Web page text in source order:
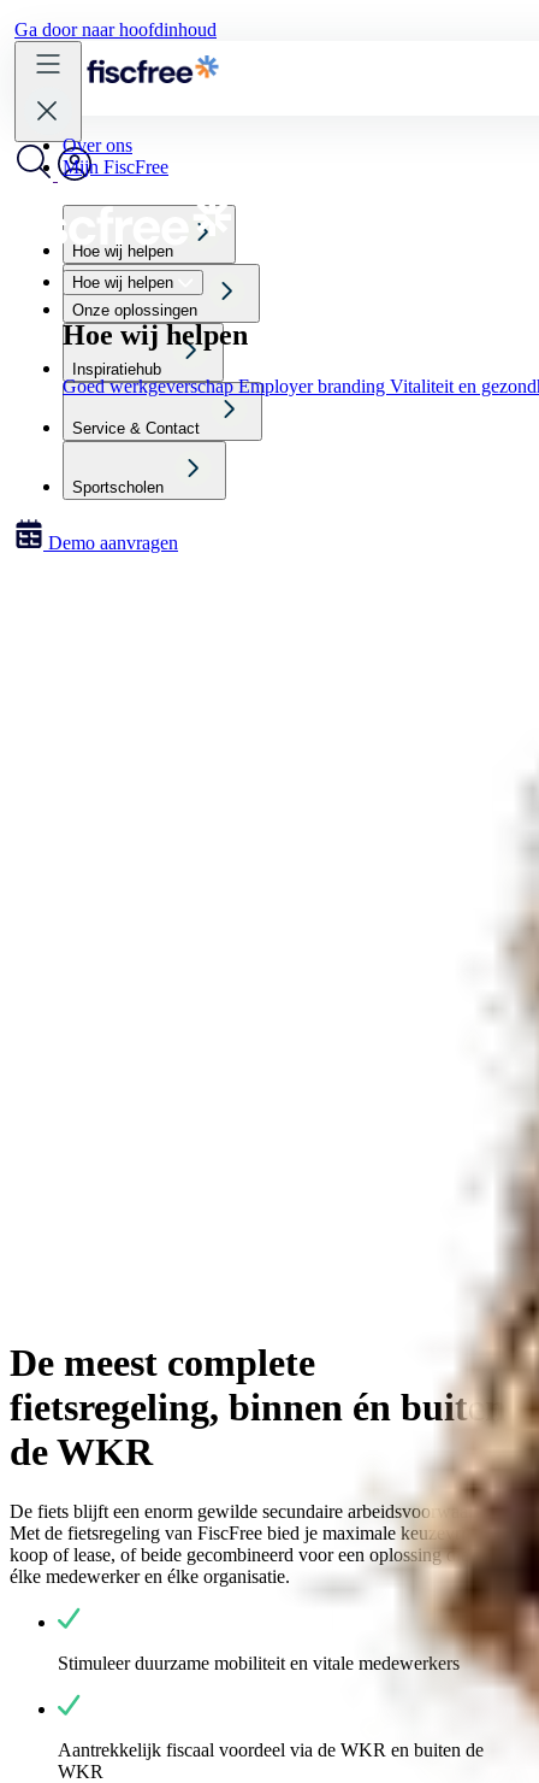
Ga door naar hoofdinhoud
Hoe wij helpen
Onze oplossingen
Inspiratiehub
Service & Contact
Sportscholen
Demo aanvragen
Over ons
Mijn FiscFree
Hoe wij helpen
Hoe wij helpen
Goed werkgeverschapEmployer branding Vitaliteit en
De meest complete
fietsregeling, binnen én buiten
de WKR
De fiets blijft een enorm gewilde secundaire arbeidsvoorwaarde.
Met de fietsregeling van FiscFree bied je maximale keuzevrijheid:
koop of lease, of beide gecombineerd voor een oplossing die past bij
élke medewerker en élke organisatie.
Stimuleer duurzame mobiliteit en vitale medewerkers
Aantrekkelijk fiscaal voordeel via de WKR en buiten de
WKR